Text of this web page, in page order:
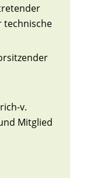
technische
v.
Mitglied